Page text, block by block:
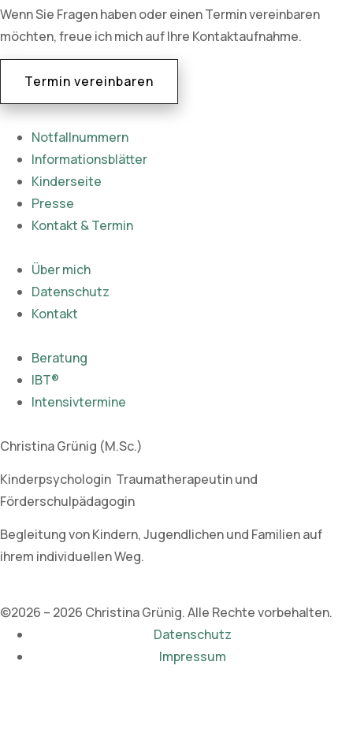
Wenn Sie Fragen haben oder einen Termin vereinbaren
möchten, freue ich mich auf Ihre Kontaktaufnahme.
Termin vereinbaren
Notfallnummern
Informationsblätter
Kinderseite
Presse
Kontakt & Termin
Über mich
Datenschutz
Kontakt
Beratung
IBT®
Intensivtermine
Christina Grünig (M.Sc.)
Kinderpsychologin Traumatherapeutin und
Förderschulpädagogin
Begleitung von Kindern, Jugendlichen und Familien auf
ihrem individuellen Weg.
©2026 – 2026 Christina Grünig. Alle Rechte vorbehalten.
Datenschutz
Impressum